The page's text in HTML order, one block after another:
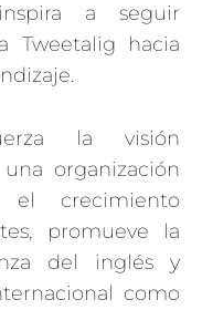
a seguir
Tweetalig hacia
la visión
organización
el crecimiento
promueve la
del inglés y
como